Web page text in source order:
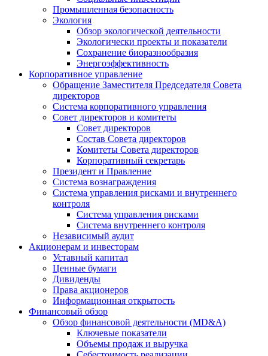
Промышленная безопасность
Экология
Обзор экологической деятельности
Экологически проекты и показатели
Сохранение биоразнообразия
Энергоэффективность
Корпоративное управление
Обращение Заместителя Председателя Совета
директоров
Система корпоративного управления
Совет директоров и комитеты
Совет директоров
Состав Совета директоров
Комитеты Совета директоров
Корпоративный секретарь
Президент и Правление
Система вознаграждения
Система управления рисками и внутреннего
контроля
Система управления рисками
Система внутреннего контроля
Независимый аудит
Акционерам и инвесторам
Уставный капитал
Ценные бумаги
Дивиденды
Права акционеров
Информационная открытость
Финансовый обзор
Обзор финансовой деятельности (MD&A)
Ключевые показатели
Объемы продаж и выручка